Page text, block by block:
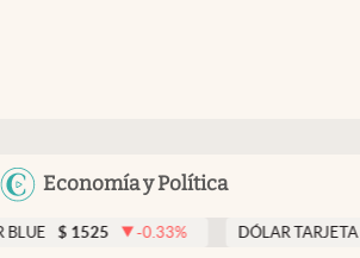
Economía y Política
Members
Economía y Política
-0.33 % DÓLAR TARJETA $ 1976 0.00%